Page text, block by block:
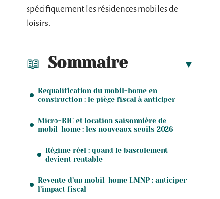
spécifiquement les résidences mobiles de
loisirs.
Sommaire
Requalification du mobil-home en
construction : le piège fiscal à anticiper
Micro-BIC et location saisonnière de
mobil-home : les nouveaux seuils 2026
Régime réel : quand le basculement
devient rentable
Revente d’un mobil-home LMNP : anticiper
l’impact fiscal